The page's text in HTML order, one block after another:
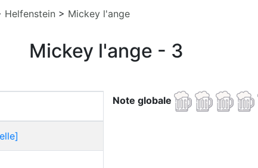
Helfenstein > Mickey l'ange
Mickey l'ange - 3
Note globale